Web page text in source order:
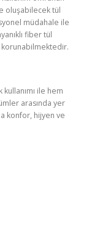
oluşabilecek tül
müdahale ile
fiber tül
korunabilmektedir.
ile hem
arasında yer
konfor, hijyen ve